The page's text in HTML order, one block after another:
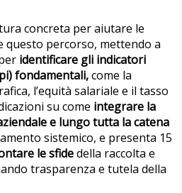
concreta per aiutare le
questo percorso, mettendo a
identificare gli indicatori
fondamentali,come la
l’equità salariale e il tasso
su come integrare la
e lungo tutta la catena
sistemico, e presenta 15
le sfidedella raccolta e
trasparenza e tutela della